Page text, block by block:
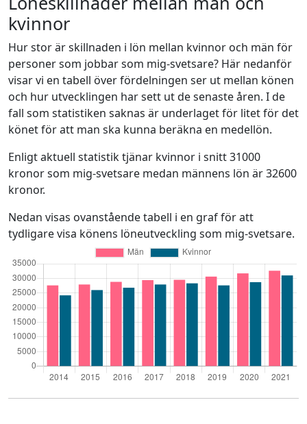
kvinnor
Hur stor är skillnaden i lön mellan kvinnor och män för
personer som jobbar som mig-svetsare? Här nedanför
visar vi en tabell över fördelningen ser ut mellan könen
och hur utvecklingen har sett ut de senaste åren. I de
fall som statistiken saknas är underlaget för litet för det
könet för att man ska kunna beräkna en medellön.
Enligt aktuell statistik tjänar kvinnor i snitt 31000
kronor som mig-svetsare medan männens lön är 32600
kronor.
Nedan visas ovanstående tabell i en graf för att
tydligare visa könens löneutveckling som mig-svetsare.